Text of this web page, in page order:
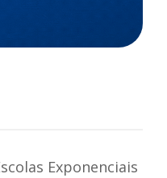
Exponenciais